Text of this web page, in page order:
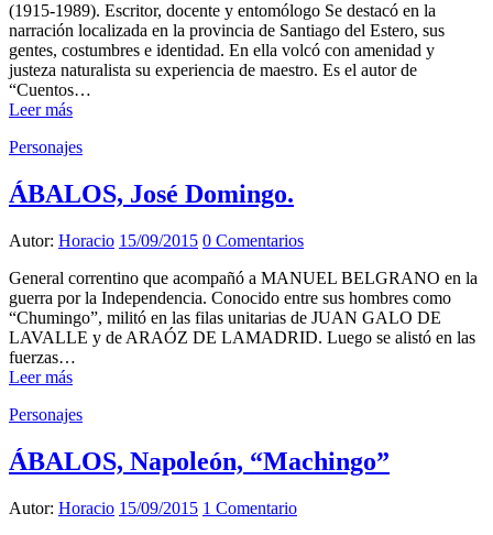
(1915-1989). Escritor, docente y entomólogo Se destacó en la
narración localizada en la provincia de Santiago del Estero, sus
gentes, costumbres e identidad. En ella volcó con amenidad y
justeza naturalista su experiencia de maestro. Es el autor de
“Cuentos…
Leer más
Personajes
ÁBALOS, José Domingo.
Autor: Horacio 15/09/2015 0 Comentarios
General correntino que acompañó a MANUEL BELGRANO en la
guerra por la Independencia. Conocido entre sus hombres como
“Chumingo”, militó en las filas unitarias de JUAN GALO DE
LAVALLE y de ARAÓZ DE LAMADRID. Luego se alistó en las
fuerzas…
Leer más
Personajes
ÁBALOS, Napoleón, “Machingo”
Autor: Horacio 15/09/2015 1 Comentario